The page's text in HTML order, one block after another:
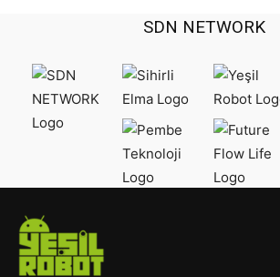
SDN NETWORK